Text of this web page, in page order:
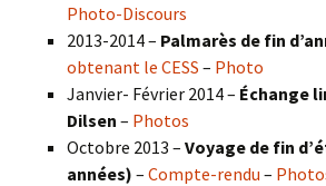
Photo-Discours
2013-2014 – Palmarès de fin
obtenant le CESS – Photo
Janvier- Février 2014 – Échange
Dilsen – Photos
Octobre 2013 – Voyage de fin
années) – Compte-rendu –